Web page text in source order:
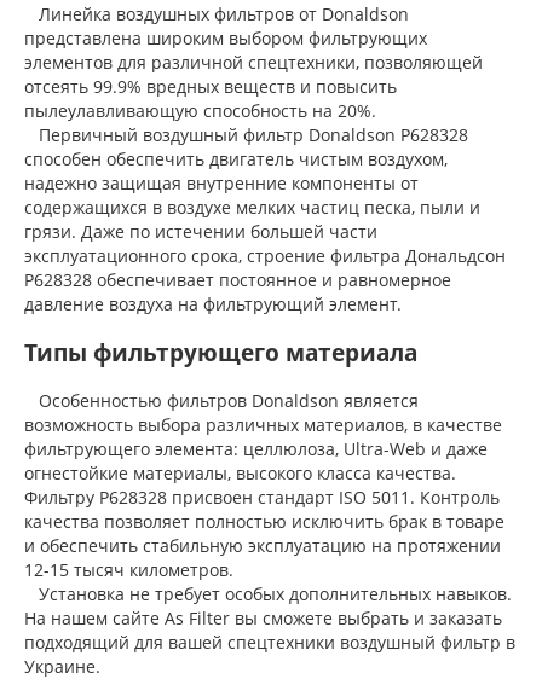
Линейка воздушных фильтров от Donaldson
представлена широким выбором фильтрующих
элементов для различной спецтехники, позволяющей
отсеять 99.9% вредных веществ и повысить
пылеулавливающую способность на 20%.
Первичный воздушный фильтр Donaldson P628328
способен обеспечить двигатель чистым воздухом,
надежно защищая внутренние компоненты от
содержащихся в воздухе мелких частиц песка, пыли и
грязи. Даже по истечении большей части
эксплуатационного срока, строение фильтра Дональдсон
P628328 обеспечивает постоянное и равномерное
давление воздуха на фильтрующий элемент.
Типы фильтрующего материала
Особенностью фильтров Donaldson является
возможность выбора различных материалов, в качестве
фильтрующего элемента: целлюлоза, Ultra-Web и даже
огнестойкие материалы, высокого класса качества.
Фильтру P628328 присвоен стандарт ISO 5011. Контроль
качества позволяет полностью исключить брак в товаре
и обеспечить стабильную эксплуатацию на протяжении
12-15 тысяч километров.
Установка не требует особых дополнительных навыков.
На нашем сайте As Filter вы сможете выбрать и заказать
подходящий для вашей спецтехники воздушный фильтр в
Украине.